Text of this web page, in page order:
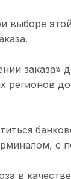
выборе
регионов
с
в